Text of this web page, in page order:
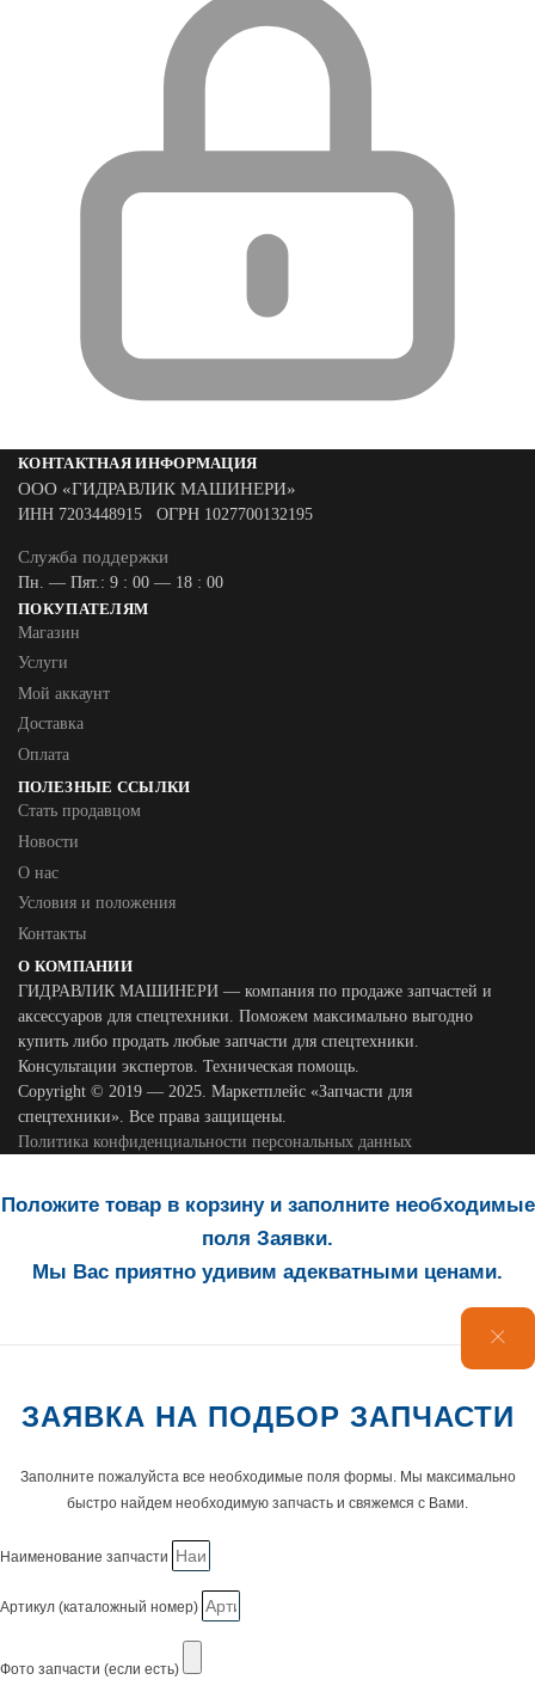
КОНТАКТНАЯ ИНФОРМАЦИЯ
ООО «ГИДРАВЛИК МАШИНЕРИ»
ИНН 7203448915 ОГРН 1027700132195
Служба поддержки
Пн. — Пят.: 9 : 00 — 18 : 00
ПОКУПАТЕЛЯМ
Магазин
Услуги
Мой аккаунт
Доставка
Оплата
ПОЛЕЗНЫЕ ССЫЛКИ
Стать продавцом
Новости
О нас
Условия и положения
Контакты
О КОМПАНИИ
ГИДРАВЛИК МАШИНЕРИ — компания по продаже запчастей и
аксессуаров для спецтехники. Поможем максимально выгодно
купить либо продать любые запчасти для спецтехники.
Консультации экспертов. Техническая помощь.
Copyright © 2019 — 2025. Маркетплейс «Запчасти для
спецтехники». Все права защищены.
Политика конфиденциальности персональных данных
Положите товар в корзину и заполните необходимые
поля Заявки.
Мы Вас приятно удивим адекватными ценами.
ЗАЯВКА НА ПОДБОР ЗАПЧАСТИ
Заполните пожалуйста все необходимые поля формы. Мы максимально
быстро найдем необходимую запчасть и свяжемся с Вами.
Наименование запчасти
Артикул (каталожный номер)
Фото запчасти (если есть)